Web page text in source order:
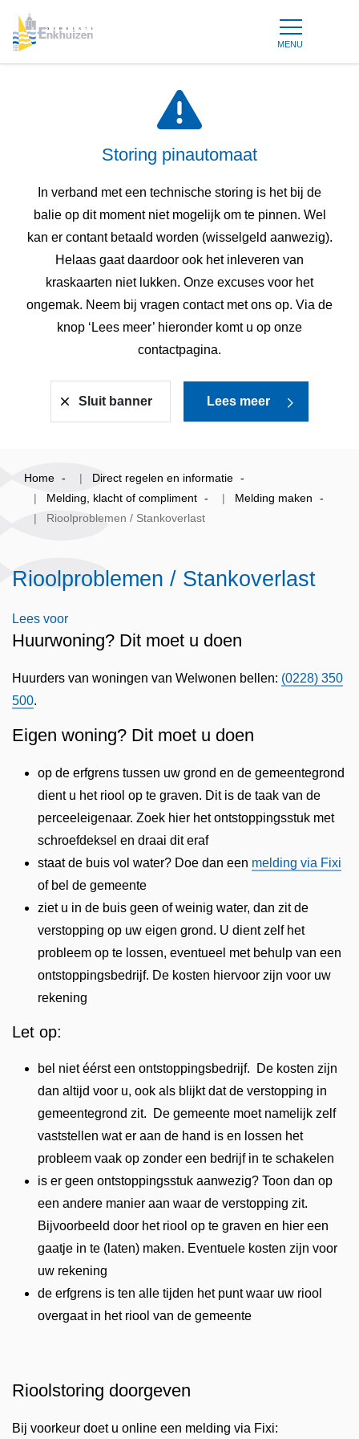
MENU
Storing pinautomaat
In verband met een technische storing is het bij de
balie op dit moment niet mogelijk om te pinnen. Wel
kan er contant betaald worden (wisselgeld aanwezig).
Helaas gaat daardoor ook het inleveren van
kraskaarten niet lukken. Onze excuses voor het
ongemak. Neem bij vragen contact met ons op. Via de
knop ‘Lees meer’ hieronder komt u op onze
contactpagina.
Sluit banner Lees meer
Home
Direct regelen en informatie
Melding, klacht of compliment
Melding maken
Rioolproblemen / Stankoverlast
Rioolproblemen / Stankoverlast
Lees voor
Huurwoning? Dit moet u doen
Huurders van woningen van Welwonen bellen: (0228) 350
500.
Eigen woning? Dit moet u doen
op de erfgrens tussen uw grond en de gemeentegrond
dient u het riool op te graven. Dit is de taak van de
perceeleigenaar. Zoek hier het ontstoppingsstuk met
schroefdeksel en draai dit eraf
staat de buis vol water? Doe dan een melding via Fixi
of bel de gemeente
ziet u in de buis geen of weinig water, dan zit de
verstopping op uw eigen grond. U dient zelf het
probleem op te lossen, eventueel met behulp van een
ontstoppingsbedrijf. De kosten hiervoor zijn voor uw
rekening
Let op:
bel niet éérst een ontstoppingsbedrijf. De kosten zijn
dan altijd voor u, ook als blijkt dat de verstopping in
gemeentegrond zit. De gemeente moet namelijk zelf
vaststellen wat er aan de hand is en lossen het
probleem vaak op zonder een bedrijf in te schakelen
is er geen ontstoppingsstuk aanwezig? Toon dan op
een andere manier aan waar de verstopping zit.
Bijvoorbeeld door het riool op te graven en hier een
gaatje in te (laten) maken. Eventuele kosten zijn voor
uw rekening
de erfgrens is ten alle tijden het punt waar uw riool
overgaat in het riool van de gemeente
Rioolstoring doorgeven
Bij voorkeur doet u online een melding via Fixi: